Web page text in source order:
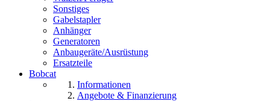
Sonstiges
Gabelstapler
Anhänger
Generatoren
Anbaugeräte/Ausrüstung
Ersatzteile
Bobcat
Informationen
Angebote & Finanzierung